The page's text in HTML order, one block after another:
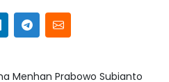
Menhan Prabowo Subianto